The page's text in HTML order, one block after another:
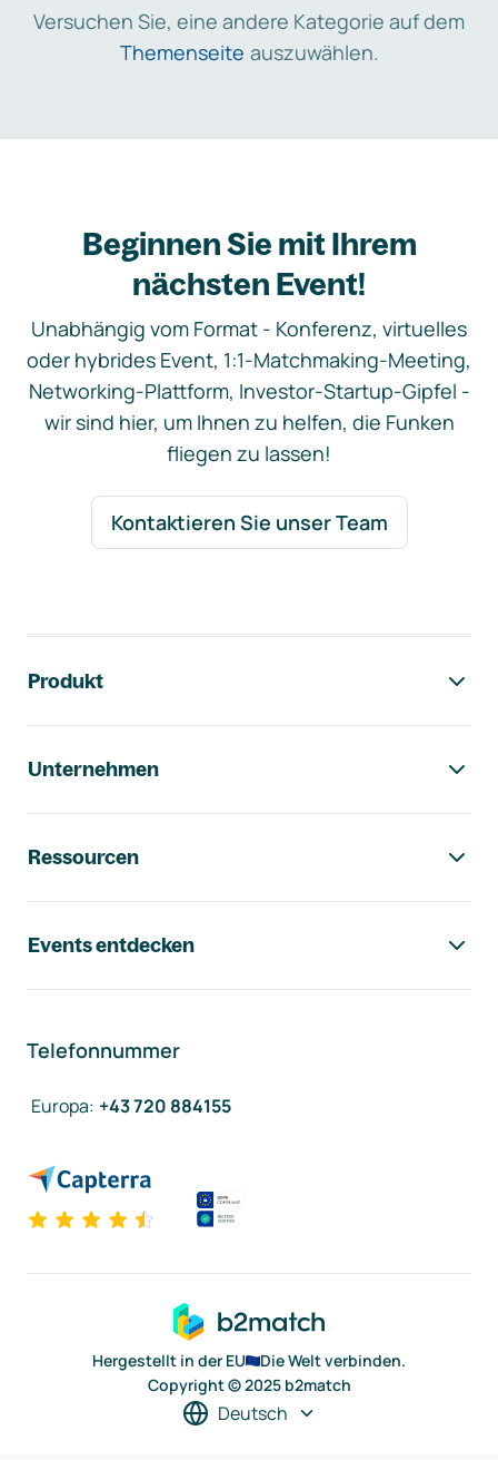
Versuchen Sie, eine andere Kategorie auf dem
Themenseite auszuwählen.
Beginnen Sie mit Ihrem
nächsten Event!
Unabhängig vom Format - Konferenz, virtuelles
oder hybrides Event, 1:1-Matchmaking-Meeting,
Networking-Plattform, Investor-Startup-Gipfel -
wir sind hier, um Ihnen zu helfen, die Funken
fliegen zu lassen!
Kontaktieren Sie unser Team
Produkt
Unternehmen
Ressourcen
Events entdecken
Telefonnummer
Europa: +43 720 884155
Hergestellt in der EU
Die Welt verbinden.
Copyright © 2025 b2match
Deutsch